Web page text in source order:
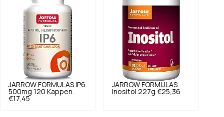
JARROW FORMULAS IP6
500mg 120 Kappen.
€17,45
JARROW FORMULAS
Inositol 227g €25,36